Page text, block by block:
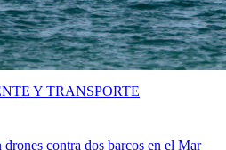
contra dos barcos en el Mar
Y TRANSPORTE